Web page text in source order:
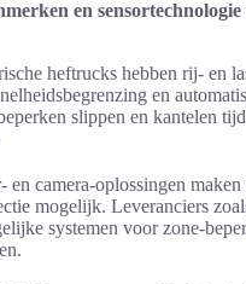
en
heftrucks hebben rij- en
en
slippen en kantelen
camera-oplossingen
mogelijk. Leveranciers
systemen voor zone-